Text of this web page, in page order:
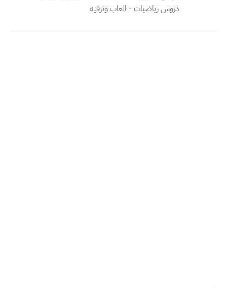
دروس رياضيات - العاب وترفيه